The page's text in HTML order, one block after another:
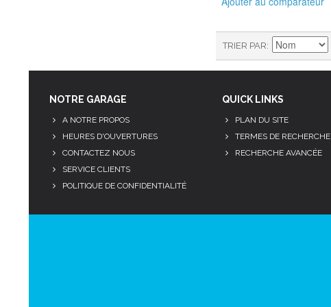
TRIER PAR
NOTRE GARAGE
A NOTRE PROPOS
HEURES D'OUVERTURES
CONTACTEZ NOUS
SERVICE CLIENTS
POLITIQUE DE CONFIDENTIALITÉ
QUICK LINKS
PLAN DU SITE
TERMES DE RECHERCHE
RECHERCHE AVANCÉE